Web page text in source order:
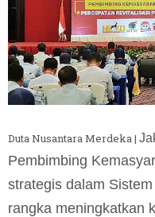
Duta Nusantara Merdeka |
Pembimbing
strategis dalam
rangka meningkatkan